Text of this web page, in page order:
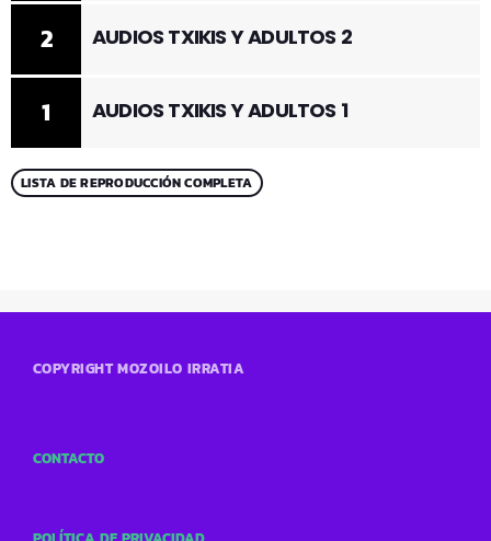
1 AUDIOS TXIKIS Y ADULTOS 1
2 AUDIOS TXIKIS Y ADULTOS 2
LISTA DE REPRODUCCIÓN COMPLETA
COPYRIGHT MOZOILO IRRATIA
CONTACTO